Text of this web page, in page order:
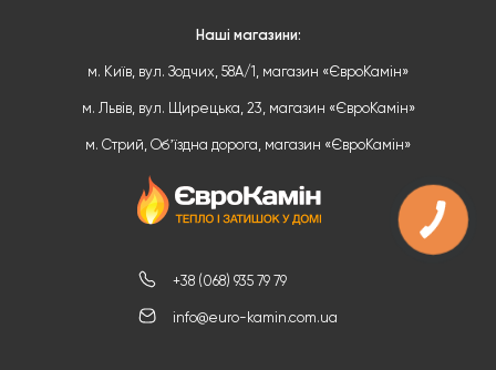
+38 (068) 935 79 79
info@euro-kamin.com.ua
Наші магазини:
м. Київ, вул. Зодчих, 58А/1, магазин «ЄвроКамін»
м. Львів, вул. Щирецька, 23, магазин «ЄвроКамін»
м. Стрий, Обʼїздна дорога, магазин «ЄвроКамін»